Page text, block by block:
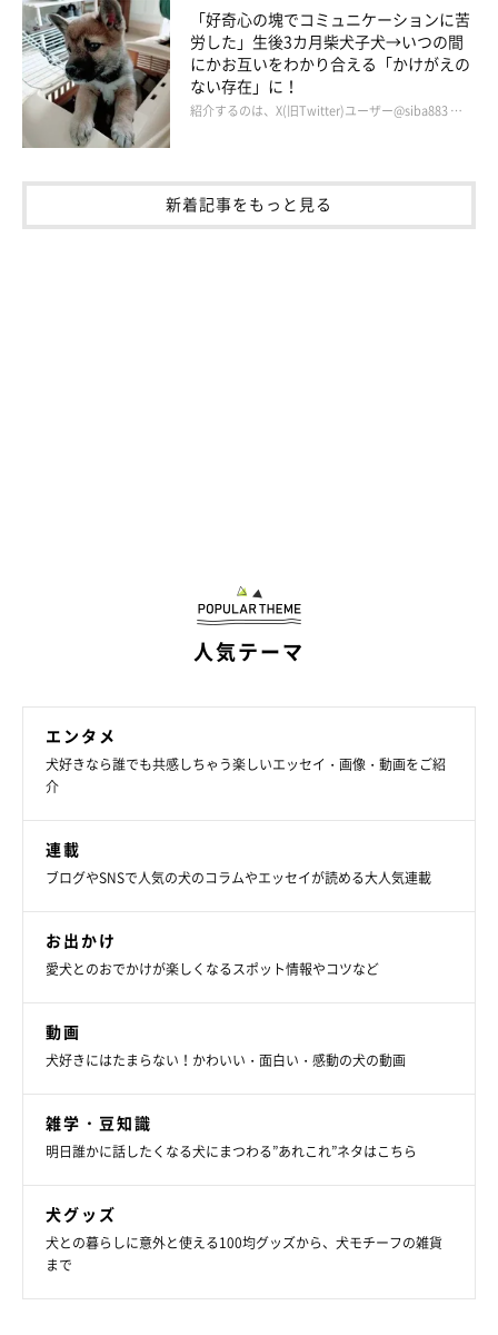
「好奇心の塊でコミュニケーションに苦
労した」生後3カ月柴犬子犬→いつの間
にかお互いをわかり合える「かけがえの
ない存在」に！
紹介するのは、X(旧Twitter)ユーザー@siba883 …
新着記事をもっと見る
人気テーマ
エンタメ
犬好きなら誰でも共感しちゃう楽しいエッセイ・画像・動画をご紹
介
連載
ブログやSNSで人気の犬のコラムやエッセイが読める大人気連載
お出かけ
愛犬とのおでかけが楽しくなるスポット情報やコツなど
動画
犬好きにはたまらない！かわいい・面白い・感動の犬の動画
雑学・豆知識
明日誰かに話したくなる犬にまつわる”あれこれ”ネタはこちら
犬グッズ
犬との暮らしに意外と使える100均グッズから、犬モチーフの雑貨
まで